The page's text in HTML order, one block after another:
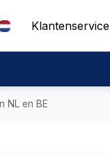
Klantenservice
NL en BE